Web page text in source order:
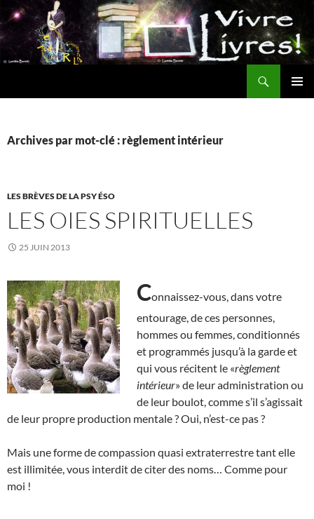
Aller
au
contenu
Archives par mot-clé : règlement intérieur
LES BRÈVES DE LA PSY ÉSO
LES OIES SPIRITUELLES
25 JUIN 2013
Connaissez-vous, dans votre
entourage, de ces personnes,
hommes ou femmes, conditionnés
et programmés jusqu’à la garde et
qui vous récitent le «règlement
intérieur» de leur administration ou
de leur boulot, comme s’il s’agissait
de leur propre production mentale ? Oui, n’est-ce pas ?
Mais une forme de compassion quasi extraterrestre tant elle
est illimitée, vous interdit de citer des noms… Comme pour
moi !